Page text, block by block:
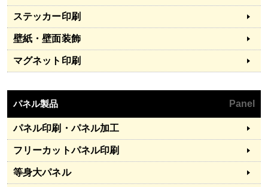
ステッカー印刷
壁紙・壁面装飾
マグネット印刷
パネル製品 Panel
パネル印刷・パネル加工
フリーカットパネル印刷
等身大パネル